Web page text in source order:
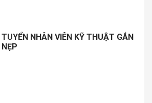
TUYỂN NHÂN VIÊN KỸ THUẬT GẮN
NẸP